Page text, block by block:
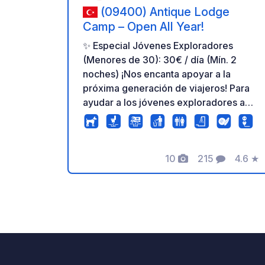
(09400) Antique Lodge
Camp – Open All Year!
✨ Especial Jóvenes Exploradores
(Menores de 30): 30€ / día (Mín. 2
noches) ¡Nos encanta apoyar a la
próxima generación de viajeros! Para
ayudar a los jóvenes exploradores a
disfrutar de la naturaleza y la
tranquilidad, ofrecemos una tarifa con
solitarios y parejas menores de 30
años para estancias de 2 noches o
10
Fotos
215
Comentarios
4.6 ★